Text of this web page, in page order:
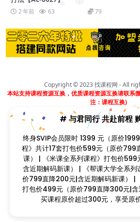
❅
❅
2 年前 63 79
Copyright © 2023找课程网 - All
本站支持课程资源互换，优质课程资源互换请联系
注：课程互换)
闽ICP备2022077749号
# 与君同行 共赴前程
终身SVIP会员限时 1399 元（原价
程》共计17套打包价599元（原价
新课） | 《米课全系列课程》打包价
元|含近期解码新课） | 《帮课大学全
（原价799直降200元|含近期解码新
教程》打包价499元（原价799直降
凡单次购买课程原价超过300元，享